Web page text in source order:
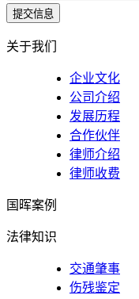
提交信息
关于我们
企业文化
公司介绍
发展历程
合作伙伴
律师介绍
律师收费
国晖案例
法律知识
交通肇事
伤残鉴定